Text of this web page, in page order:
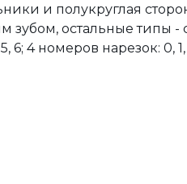
и полукруглая
зубом, остальные типы
6; 4 номеров нарезок: 0, 1,